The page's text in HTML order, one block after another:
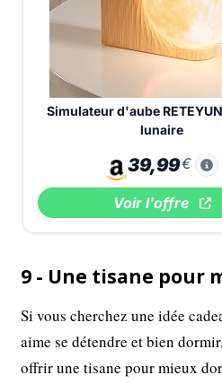
Simulateur d'aube
lunaire
39,99€
Voir l'offre
9 - Une tisane pour
Si vous cherchez une idée
aime se détendre et bien
offrir une tisane pour mieux